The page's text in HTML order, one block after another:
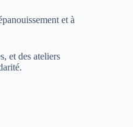
et à
et des ateliers